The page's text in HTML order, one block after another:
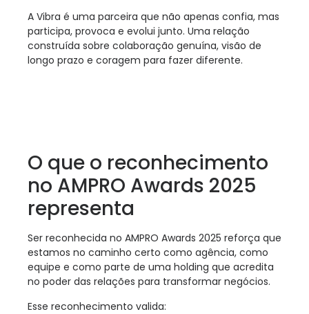
A Vibra é uma parceira que não apenas confia, mas
participa, provoca e evolui junto. Uma relação
construída sobre colaboração genuína, visão de
longo prazo e coragem para fazer diferente.
O que o reconhecimento
no AMPRO Awards 2025
representa
Ser reconhecida no AMPRO Awards 2025 reforça que
estamos no caminho certo como agência, como
equipe e como parte de uma holding que acredita
no poder das relações para transformar negócios.
Esse reconhecimento valida: